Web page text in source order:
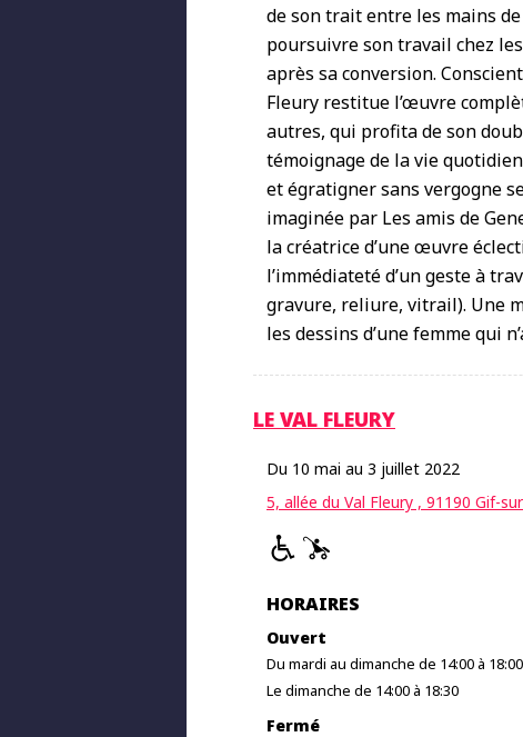
de son trait entre les mains de
poursuivre son travail chez
après sa conversion.
Fleury restitue l’œuvre
autres, qui profita de son
témoignage de la vie
et égratigner sans vergogne
imaginée par Les amis de
la créatrice d’une œuvre
l’immédiateté d’un geste à
gravure, reliure, vitrail). Une
les dessins d’une femme qui
LE VAL FLEURY
Du 10 mai au 3 juillet 2022
5, allée du Val Fleury , 91190 Gif-
HORAIRES
Ouvert
Du mardi au dimanche de 14:00 à 18:00
Le dimanche de 14:00 à 18:30
Fermé